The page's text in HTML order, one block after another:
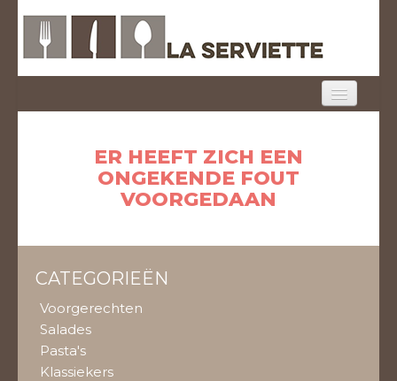
MENU
ONTBIJT
FOTO'S
CONTACT
MEENEEM
LOGIN
ER HEEFT ZICH EEN
ONGEKENDE FOUT
VOORGEDAAN
CATEGORIEËN
Voorgerechten
Salades
Pasta's
Klassiekers